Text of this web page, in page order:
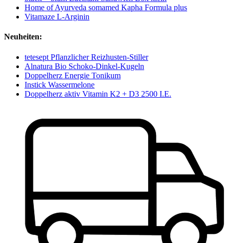
Home of Ayurveda somamed Kapha Formula plus
Vitamaze L-Arginin
Neuheiten:
tetesept Pflanzlicher Reizhusten-Stiller
Alnatura Bio Schoko-Dinkel-Kugeln
Doppelherz Energie Tonikum
Instick Wassermelone
Doppelherz aktiv Vitamin K2 + D3 2500 I.E.